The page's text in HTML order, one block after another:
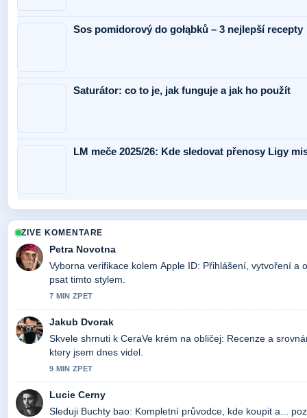
Sos pomidorový do gołąbků – 3 nejlepší recepty
Saturátor: co to je, jak funguje a jak ho použít
LM meče 2025/26: Kde sledovat přenosy Ligy
ZIVE KOMENTARE
Petra Novotna
Vyborna verifikace kolem Apple ID: Přihlášení, vytvoření a
psat timto stylem.
7 MIN ZPET
Jakub Dvorak
Skvele shrnuti k CeraVe krém na obličej: Recenze a
ktery jsem dnes videl.
9 MIN ZPET
Lucie Cerny
Sleduji Buchty bao: Kompletní průvodce, kde koupit a...